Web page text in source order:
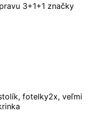
3+1+1 značky
fotelky2x, veľmi